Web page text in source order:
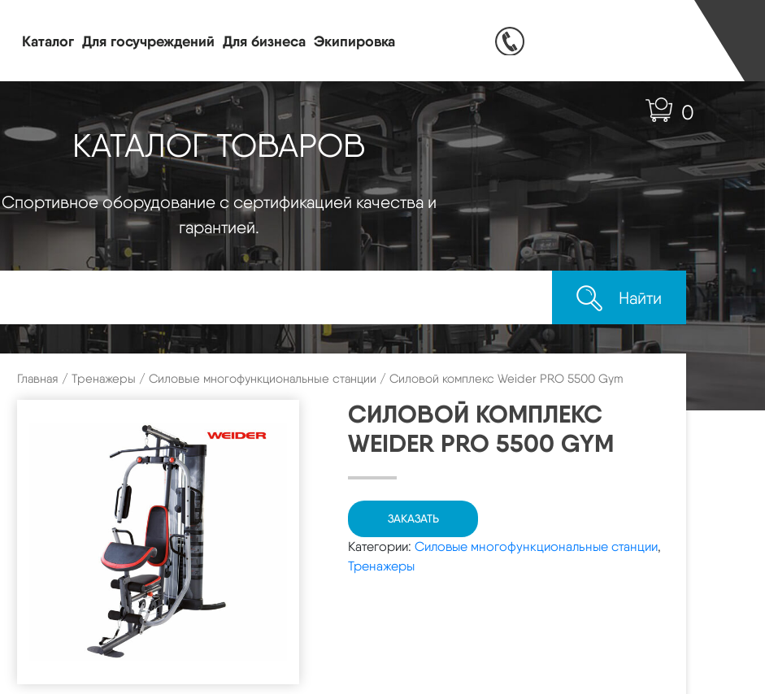
Каталог Для госучреждений Для бизнеса Экипировка
0
КАТАЛОГ ТОВАРОВ
Спортивное оборудование с сертификацией качества и
гарантией.
Найти
Главная / Тренажеры / Силовые многофункциональные станции / Силовой комплекс Weider PRO 5500 Gym
СИЛОВОЙ КОМПЛЕКС
WEIDER PRO 5500 GYM
ЗАКАЗАТЬ
Категории: Силовые многофункциональные станции,
Тренажеры